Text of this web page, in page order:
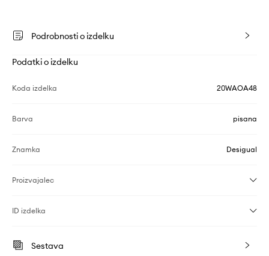
Podrobnosti o izdelku
Podatki o izdelku
Koda izdelka 20WAOA48
Barva pisana
Znamka Desigual
Proizvajalec
ID izdelka
Sestava